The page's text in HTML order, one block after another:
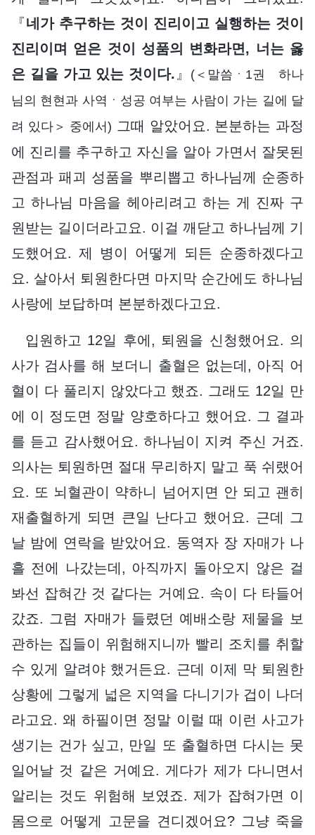
『네가 추구하는 것이 진리이고 실행하는 것이
진리이며 얻은 것이 성품의 변화라면, 너는 옳
은 길을 가고 있는 것이다. 』
(＜말씀ㆍ1권 하나
님의 현현과 사역ㆍ성공 여부는 사람이 가는 길에 달
려 있다＞ 중에서) 그때 알았어요. 본분하는 과정
에 진리를 추구하고 자신을 알아 가면서 잘못된
관점과 패괴 성품을 뿌리뽑고 하나님께 순종하
고 하나님 마음을 헤아리려고 하는 게 진짜 구
원받는 길이더라고요. 이걸 깨닫고 하나님께 기
도했어요. 제 병이 어떻게 되든 순종하겠다고
요. 살아서 퇴원한다면 마지막 순간에도 하나님
사랑에 보답하며 본분하겠다고요.
입원하고 12일 후에, 퇴원을 신청했어요. 의
사가 검사를 해 보더니 출혈은 없는데, 아직 어
혈이 다 풀리지 않았다고 했죠. 그래도 12일 만
에 이 정도면 정말 양호하다고 했어요. 그 결과
를 듣고 감사했어요. 하나님이 지켜 주신 거죠.
의사는 퇴원하면 절대 무리하지 말고 푹 쉬랬어
요. 또 뇌혈관이 약하니 넘어지면 안 되고 괜히
재출혈하게 되면 큰일 난다고 했어요. 근데 그
날 밤에 연락을 받았어요. 동역자 장 자매가 나
흘 전에 나갔는데, 아직까지 돌아오지 않은 걸
봐선 잡혀간 것 같다는 거예요. 속이 다 타들어
갔죠. 그럼 자매가 들렸던 예배소랑 제물을 보
관하는 집들이 위험해지니까 빨리 조치를 취할
수 있게 알려야 했거든요. 근데 이제 막 퇴원한
상황에 그렇게 넓은 지역을 다니기가 겁이 나더
라고요. 왜 하필이면 정말 이럴 때 이런 사고가
생기는 건가 싶고, 만일 또 출혈하면 다시는 못
일어날 것 같은 거예요. 게다가 제가 다니면서
알리는 것도 위험해 보였죠. 제가 잡혀가면 이
몸으로 어떻게 고문을 견디겠어요? 그냥 죽을